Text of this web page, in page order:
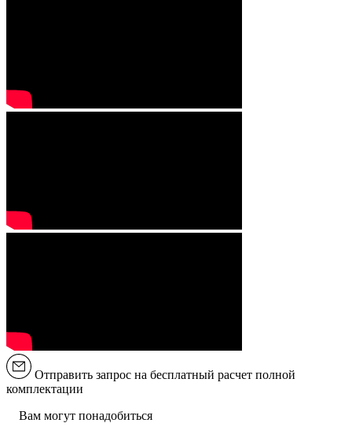
Отправить запрос на бесплатный расчет полной
комплектации
Вам могут понадобиться